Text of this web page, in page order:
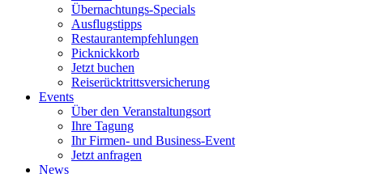
Übernachtungs-Specials
Ausflugstipps
Restaurantempfehlungen
Picknickkorb
Jetzt buchen
Reiserücktrittsversicherung
Events
Über den Veranstaltungsort
Ihre Tagung
Ihr Firmen- und Business-Event
Jetzt anfragen
News